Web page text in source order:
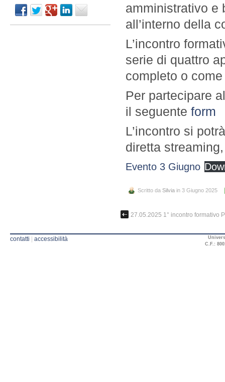
amministrativo e
all’interno della
L’incontro
serie di quattro
completo o
Per partecipare
il seguente form
L’incontro si
diretta
Evento 3 Giugno
Scritto da Silvia in 3 Giugno 2025
27.05.2025 1° incontro formativo
contatti accessibilità
C.F.: